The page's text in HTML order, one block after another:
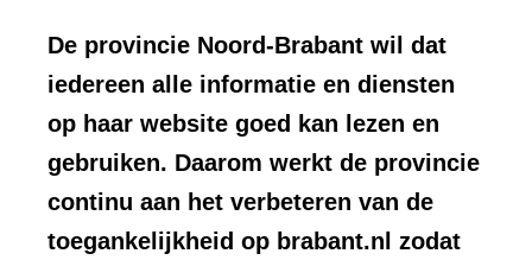
De provincie Noord-Brabant wil dat
iedereen alle informatie en diensten
op haar website goed kan lezen en
gebruiken. Daarom werkt de provincie
continu aan het verbeteren van de
toegankelijkheid op brabant.nl zodat